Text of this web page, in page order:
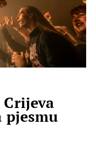
Crijeva
pjesmu